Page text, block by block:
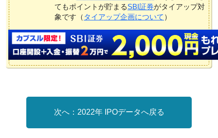
てもポイントが貯まるSBI証券がタイアップ対
象です（ タイアップ企画について ）
2022年 IPOデータへ戻る